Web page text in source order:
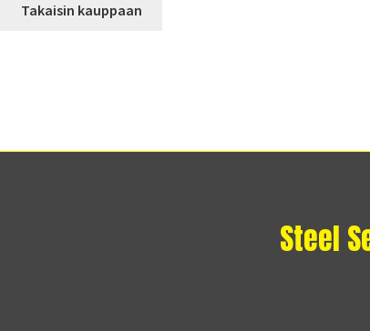
Takaisin kauppaan
Steel